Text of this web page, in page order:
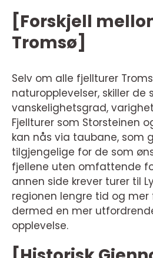
[Forskjell
Tromsø]
Selv om alle fjellturer
naturopplevelser, skiller de
vanskelighetsgrad,
Fjellturer som Storsteinen
kan nås via taubane, som
tilgjengelige for de som
fjellene uten omfattende
annen side krever turer til
regionen lengre tid og mer
dermed en mer
opplevelse.